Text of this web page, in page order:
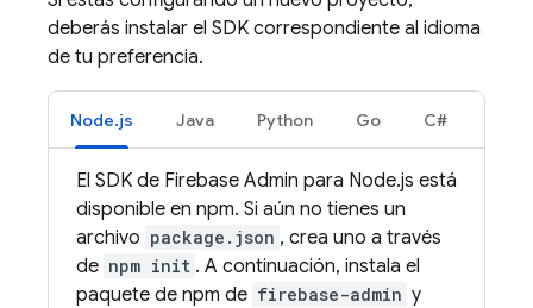
deberás instalar el SDK correspondiente al idioma
de tu preferencia.
Node.js Java Python Go C#
El SDK de Firebase Admin para Node.js está
disponible en npm. Si aún no tienes un
archivo package.json , crea uno a través
de npm init . A continuación, instala el
paquete de npm de firebase-admin y